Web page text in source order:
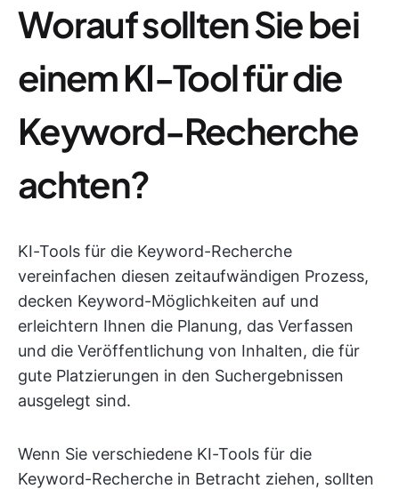
Worauf sollten Sie bei
einem KI-Tool für die
Keyword-Recherche
achten?
KI-Tools für die Keyword-Recherche
vereinfachen diesen zeitaufwändigen Prozess,
decken Keyword-Möglichkeiten auf und
erleichtern Ihnen die Planung, das Verfassen
und die Veröffentlichung von Inhalten, die für
gute Platzierungen in den Suchergebnissen
ausgelegt sind.
Wenn Sie verschiedene KI-Tools für die
Keyword-Recherche in Betracht ziehen, sollten